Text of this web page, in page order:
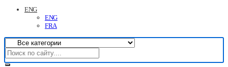
ENG
ENG
FRA